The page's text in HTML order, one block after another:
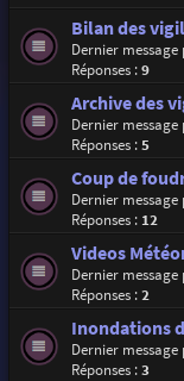
Bilan des
Dernier message
Réponses :9
Archive des
Dernier message
Réponses :5
Coup de
Dernier message
Réponses : 12
Videos
Dernier message
Réponses :2
Inondations
Dernier message
Réponses :3